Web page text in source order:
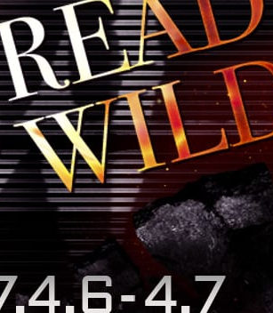
した投稿–2017 4月 6 12:07午前 PDT
6, 2017
pic.twitter.com/HQf8Br7zi2
https://t.co/Fkyyhju3DF